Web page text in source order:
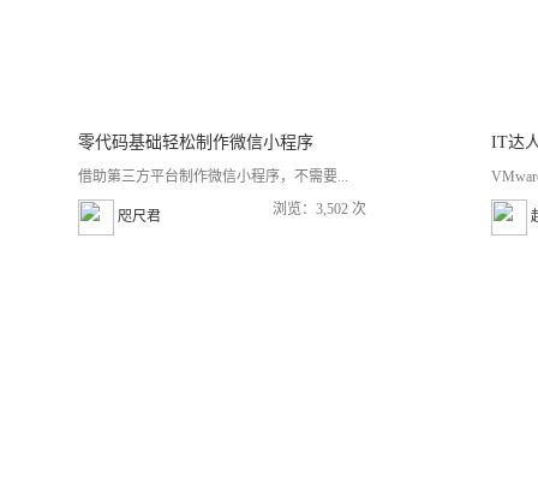
零代码基础轻松制作微信小程序
借助第三方平台制作微信小程序，不需要...
咫尺君 浏览：3,502 次
IT达